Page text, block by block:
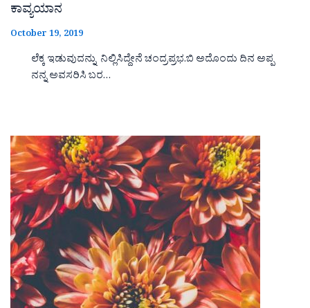
ಕಾವ್ಯಯಾನ
October 19, 2019
ಲೆಕ್ಕ ಇಡುವುದನ್ನು ನಿಲ್ಲಿಸಿದ್ದೇನೆ ಚಂದ್ರಪ್ರಭ.ಬಿ ಅದೊಂದು ದಿನ ಅಪ್ಪ
ನನ್ನ ಅವಸರಿಸಿ ಬರ…